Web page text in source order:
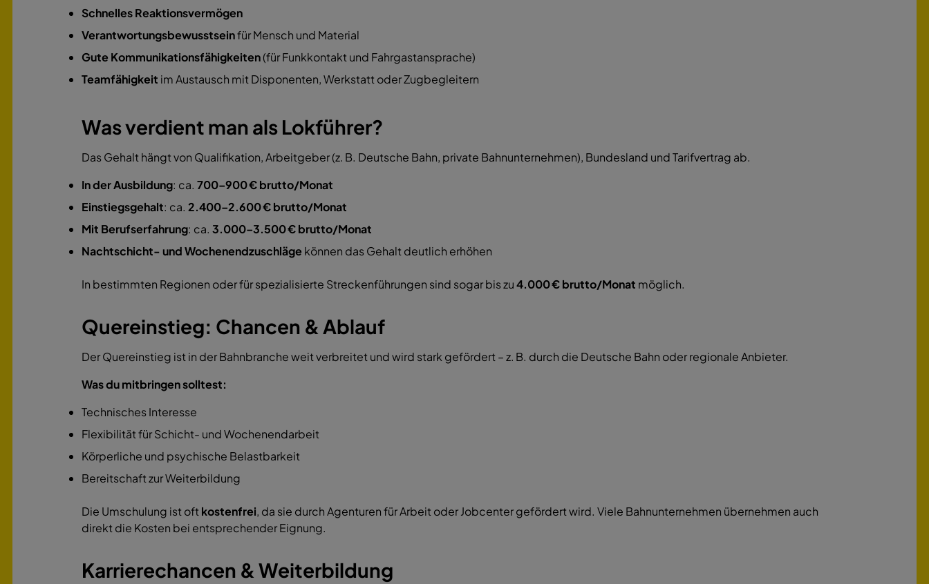
Schnelles Reaktionsvermögen
Verantwortungsbewusstseinfür Mensch und Material
Gute Kommunikationsfähigkeiten(für Funkkontakt und Fahrgastansprache)
Teamfähigkeit im Austausch mit Disponenten, Werkstatt oder Zugbegleitern
Was verdient man als Lokführer?
Das Gehalt hängt von Qualifikation, Arbeitgeber (z. B. Deutsche Bahn, private Bahnunternehmen), Bundesland und Tarifvertrag ab.
In der Ausbildung: ca. 700–900 € brutto/Monat
Einstiegsgehalt: ca. 2.400–2.600 € brutto/Monat
Mit Berufserfahrung: ca. 3.000–3.500 € brutto/Monat
Nachtschicht- und Wochenendzuschläge können das Gehalt deutlich erhöhen
In bestimmten Regionen oder für spezialisierte Streckenführungen sind sogar bis zu4.000 € brutto/Monat möglich.
Quereinstieg: Chancen & Ablauf
Der Quereinstieg ist in der Bahnbranche weit verbreitet und wird stark gefördert – z. B. durch die Deutsche Bahn oder regionale Anbieter.
Was du mitbringen solltest:
Technisches Interesse
Flexibilität für Schicht- und Wochenendarbeit
Körperliche und psychische Belastbarkeit
Bereitschaft zur Weiterbildung
Die Umschulung ist oftkostenfrei, da sie durch Agenturen für Arbeit oder Jobcenter gefördert wird. Viele Bahnunternehmen übernehmen auch
direkt die Kosten bei entsprechender Eignung.
Karrierechancen & Weiterbildung